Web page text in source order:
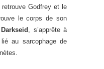
Godfrey et le
le corps de son
Darkseid , s’apprête à
au sarcophage de